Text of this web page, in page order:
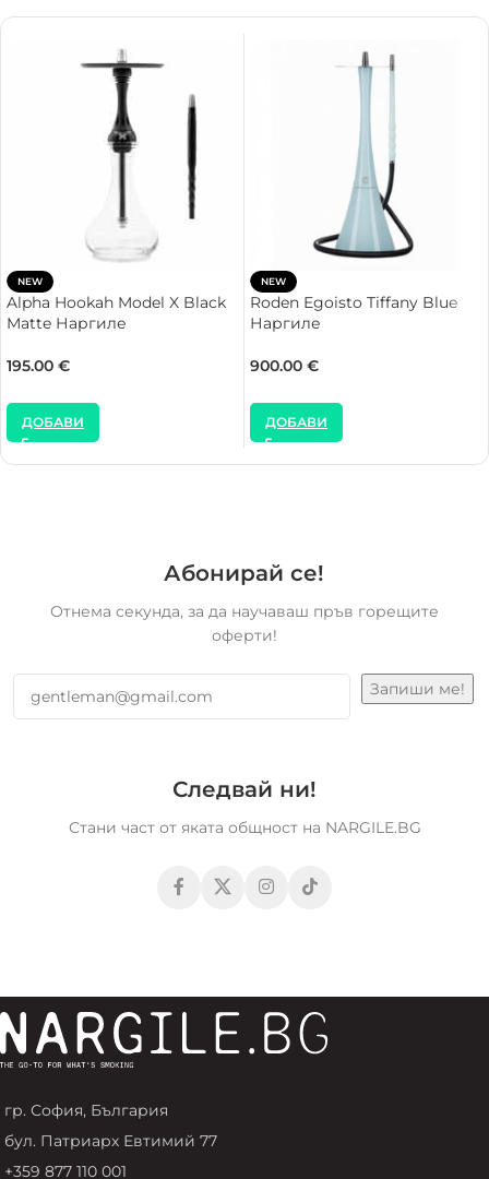
NEW
Alpha Hookah Model X Black
Matte Наргиле
195.00 €
ДОБАВИ
NEW
Roden Egoisto Tiffany Blue
Наргиле
900.00 €
ДОБАВИ
Абонирай се!
Отнема секунда, за да научаваш пръв горещите
оферти!
Следвай ни!
Стани част от яката общност на NARGILE.BG
гр. София, България
бул. Патриарх Евтимий 77
+359 877 110 001